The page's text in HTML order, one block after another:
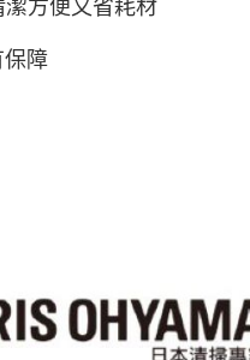
方便又省耗材
保障